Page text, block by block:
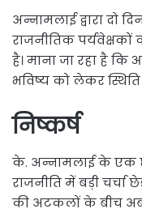
अन्नामलाई द्वारा दो
राजनीतिक
है। माना जा रहा है
भविष्य को लेकर
निष्कर्ष
के. अन्नामलाई के एक
राजनीति में बड़ी चर्चा
की अटकलों के बीच